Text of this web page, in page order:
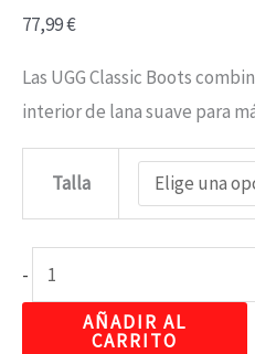
77,99€
Las UGG Classic Boots
interior de lana suave para
Talla
-
AÑADIR AL
CARRITO